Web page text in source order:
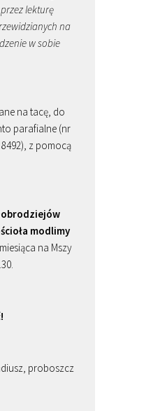
lekturę
na
w sobie
na tacę, do
parafialne (nr
8492), z pomocą
modlimy
na Mszy
proboszcz